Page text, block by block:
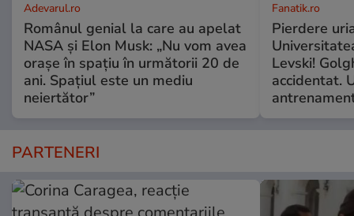
Adevarul.ro
Românul genial la care au apelat
NASA și Elon Musk: „Nu vom avea
orașe în spațiu în următorii 20 de
ani. Spațiul este un mediu
neiertător”
Fanatik.ro
Pierdere
Levski!
accidentat.
PARTENERI